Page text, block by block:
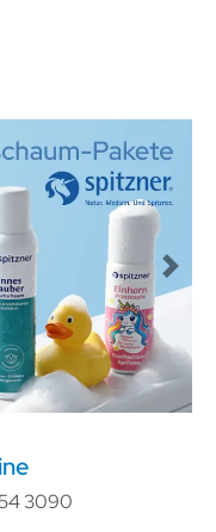
Next
3090